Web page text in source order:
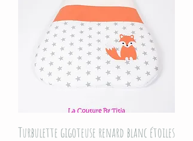
Turbulette gigoteuse renard blanc étoiles